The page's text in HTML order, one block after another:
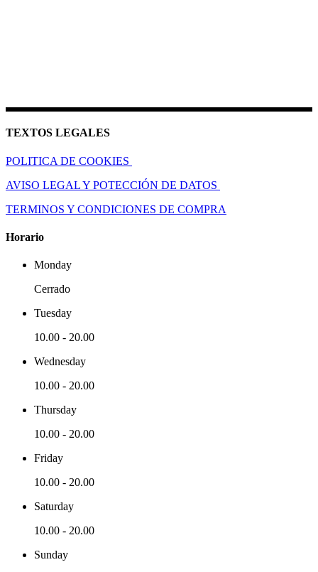
TEXTOS LEGALES
POLITICA DE COOKIES
AVISO LEGAL Y POTECCIÓN DE DATOS
TERMINOS Y CONDICIONES DE COMPRA
Horario
Monday
Cerrado
Tuesday
10.00 - 20.00
Wednesday
10.00 - 20.00
Thursday
10.00 - 20.00
Friday
10.00 - 20.00
Saturday
10.00 - 20.00
Sunday